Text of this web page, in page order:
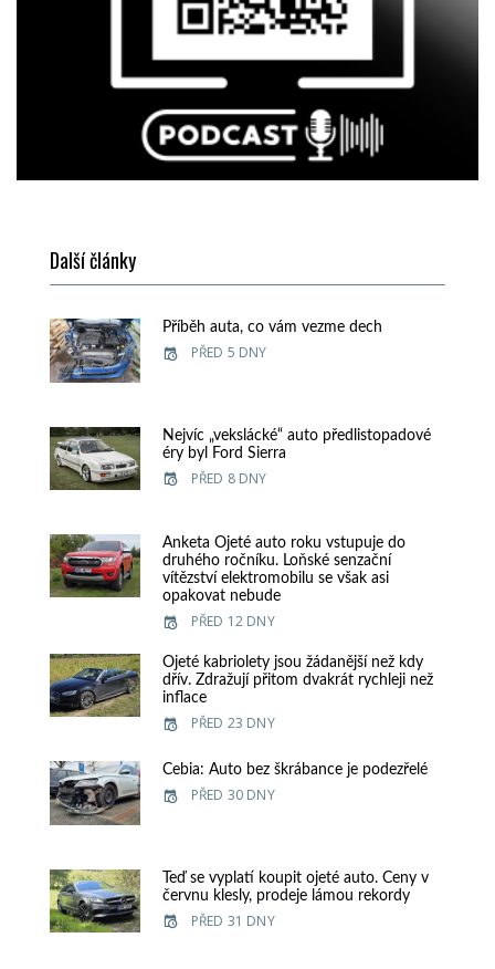
Další články
Příběh auta, co vám vezme dech
PŘED 5 DNY
Nejvíc „vekslácké“ auto předlistopadové
éry byl Ford Sierra
PŘED 8 DNY
Anketa Ojeté auto roku vstupuje do
druhého ročníku. Loňské senzační
vítězství elektromobilu se však asi
opakovat nebude
PŘED 12 DNY
Ojeté kabriolety jsou žádanější než kdy
dřív. Zdražují přitom dvakrát rychleji než
inflace
PŘED 23 DNY
Cebia: Auto bez škrábance je podezřelé
PŘED 30 DNY
Teď se vyplatí koupit ojeté auto. Ceny v
červnu klesly, prodeje lámou rekordy
PŘED 31 DNY